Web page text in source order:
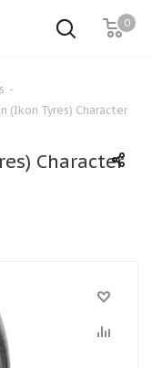
0
-
(Ikon Tyres) Character
Character